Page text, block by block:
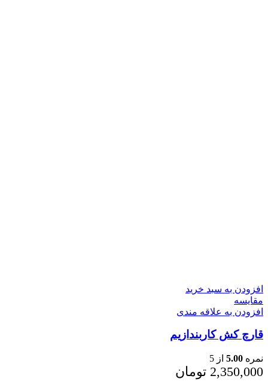
افزودن به سبد خرید
مقایسه
افزودن به علاقه مندی
قارچ کش کاربندازیم
نمره 5.00 از 5
2,350,000 تومان